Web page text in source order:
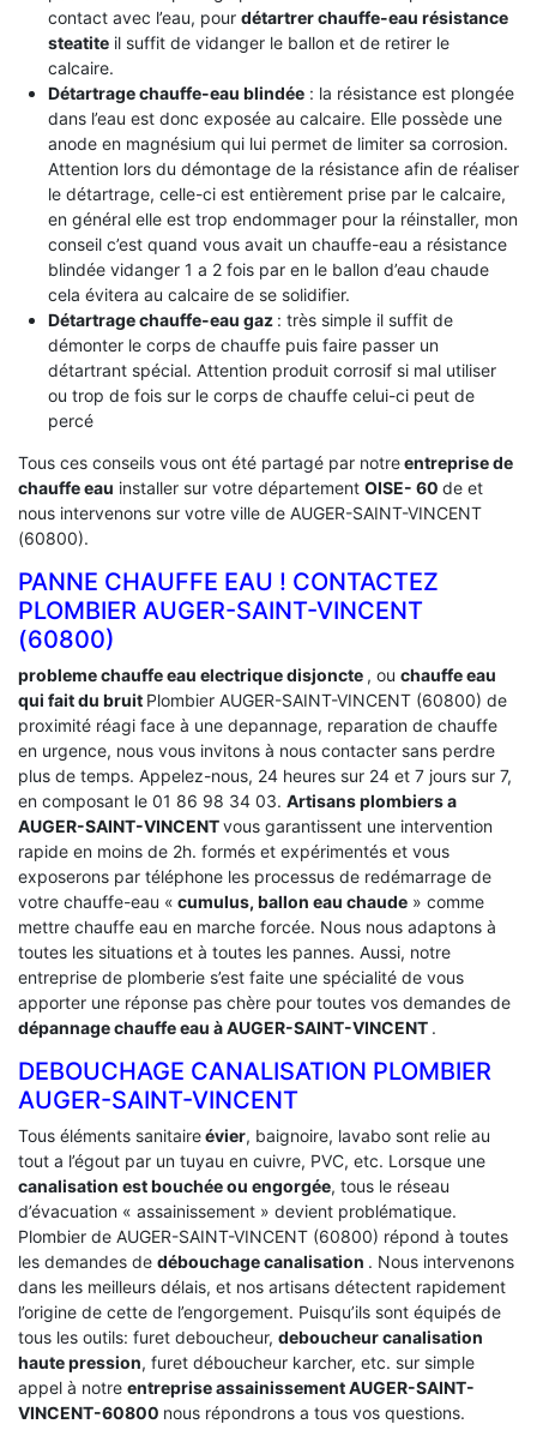
contact avec l’eau, pour détartrer chauffe-eau résistance
steatiteil suffit de vidanger le ballon et de retirer le
calcaire.
Détartrage chauffe-eau blindée: la résistance est plongée
dans l’eau est donc exposée au calcaire. Elle possède une
anode en magnésium qui lui permet de limiter sa corrosion.
Attention lors du démontage de la résistance afin de réaliser
le détartrage, celle-ci est entièrement prise par le calcaire,
en général elle est trop endommager pour la réinstaller, mon
conseil c’est quand vous avait un chauffe-eau a résistance
blindée vidanger 1 a 2 fois par en le ballon d’eau chaude
cela évitera au calcaire de se solidifier.
Détartrage chauffe-eau gaz : très simple il suffit de
démonter le corps de chauffe puis faire passer un
détartrant spécial. Attention produit corrosif si mal utiliser
ou trop de fois sur le corps de chauffe celui-ci peut de
percé
Tous ces conseils vous ont été partagé par notreentreprise de
chauffe eau installer sur votre département OISE- 60 de et
nous intervenons sur votre ville de AUGER-SAINT-VINCENT
(60800).
PANNE CHAUFFE EAU ! CONTACTEZ
PLOMBIER AUGER-SAINT-VINCENT
(60800)
probleme chauffe eau electrique disjoncte , ou chauffe eau
qui fait du bruit Plombier AUGER-SAINT-VINCENT (60800) de
proximité réagi face à une depannage, reparation de chauffe
en urgence, nous vous invitons à nous contacter sans perdre
plus de temps. Appelez-nous, 24 heures sur 24 et 7 jours sur 7,
en composant le 01 86 98 34 03. Artisans plombiers a
AUGER-SAINT-VINCENTvous garantissent une intervention
rapide en moins de 2h. formés et expérimentés et vous
exposerons par téléphone les processus de redémarrage de
votre chauffe-eau « cumulus, ballon eau chaude » comme
mettre chauffe eau en marche forcée. Nous nous adaptons à
toutes les situations et à toutes les pannes. Aussi, notre
entreprise de plomberie s’est faite une spécialité de vous
apporter une réponse pas chère pour toutes vos demandes de
dépannage chauffe eau à AUGER-SAINT-VINCENT .
DEBOUCHAGE CANALISATION PLOMBIER
AUGER-SAINT-VINCENT
Tous éléments sanitaireévier, baignoire, lavabo sont relie au
tout a l’égout par un tuyau en cuivre, PVC, etc. Lorsque une
canalisation est bouchée ou engorgée, tous le réseau
d’évacuation « assainissement » devient problématique.
Plombier de AUGER-SAINT-VINCENT (60800) répond à toutes
les demandes de débouchage canalisation . Nous intervenons
dans les meilleurs délais, et nos artisans détectent rapidement
l’origine de cette de l’engorgement. Puisqu’ils sont équipés de
tous les outils: furet deboucheur, deboucheur canalisation
haute pression, furet déboucheur karcher, etc. sur simple
appel à notre entreprise assainissement AUGER-SAINT-
VINCENT-60800 nous répondrons a tous vos questions.